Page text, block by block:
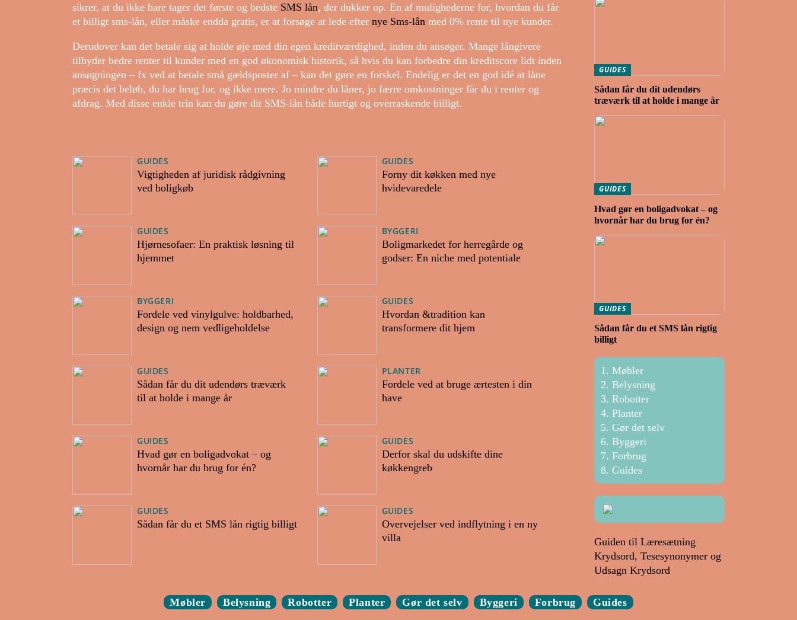
sikrer, at du ikke bare tager det første og bedste SMS lån, der dukker op. En af mulighederne for, hvordan du får
et billigt sms-lån, eller måske endda gratis, er at forsøge at lede efter nye Sms-lån med 0% rente til nye kunder.
Derudover kan det betale sig at holde øje med din egen kreditværdighed, inden du ansøger. Mange långivere
tilbyder bedre renter til kunder med en god økonomisk historik, så hvis du kan forbedre din kreditscore lidt inden
ansøgningen – fx ved at betale små gældsposter af – kan det gøre en forskel. Endelig er det en god idé at låne
præcis det beløb, du har brug for, og ikke mere. Jo mindre du låner, jo færre omkostninger får du i renter og
afdrag. Med disse enkle trin kan du gøre dit SMS-lån både hurtigt og overraskende billigt.
GUIDES
Vigtigheden af juridisk rådgivning
ved boligkøb
GUIDES
Hjørnesofaer: En praktisk løsning til
hjemmet
BYGGERI
Fordele ved vinylgulve: holdbarhed,
design og nem vedligeholdelse
GUIDES
Sådan får du dit udendørs træværk
til at holde i mange år
GUIDES
Hvad gør en boligadvokat – og
hvornår har du brug for én?
GUIDES
Sådan får du et SMS lån rigtig billigt
GUIDES
Forny dit køkken med nye
hvidevaredele
BYGGERI
Boligmarkedet for herregårde og
godser: En niche med potentiale
GUIDES
Hvordan &tradition kan
transformere dit hjem
PLANTER
Fordele ved at bruge ærtesten i din
have
GUIDES
Derfor skal du udskifte dine
køkkengreb
GUIDES
Overvejelser ved indflytning i en ny
villa
GUIDES
Sådan får du dit udendørs
træværk til at holde i mange år
GUIDES
Hvad gør en boligadvokat – og
hvornår har du brug for én?
GUIDES
Sådan får du et SMS lån rigtig
billigt
Møbler
Belysning
Robotter
Planter
Gør det selv
Byggeri
Forbrug
Guides
Guiden til Læresætning
Krydsord, Tesesynonymer og
Udsagn Krydsord
Møbler Belysning Robotter Planter Gør det selv Byggeri Forbrug Guides